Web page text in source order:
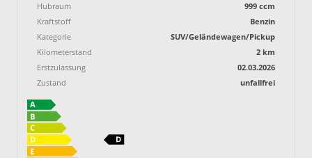
Hubraum
999 ccm
Kraftstoff
Benzin
Kategorie
SUV/Geländewagen/Pickup
Kilometerstand
2 km
Erstzulassung
02.03.2026
Zustand
unfallfrei